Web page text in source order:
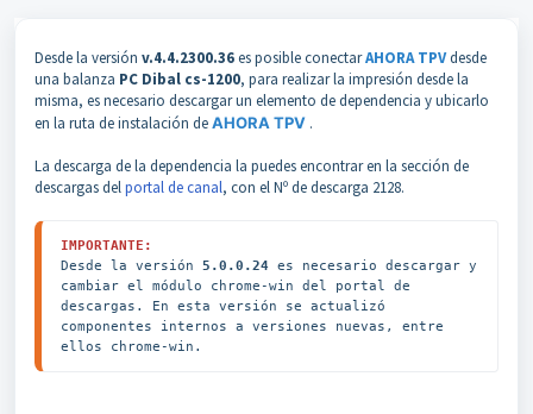
Desde la versión v.4.4.2300.36es posible conectarAHORA TPVdesde
una balanza PC Dibal cs-1200, para realizar la impresión desde la
misma, es necesario descargar un elemento de dependencia y ubicarlo
en la ruta de instalación deAHORA TPV .
La descarga de la dependencia la puedes encontrar en la sección de
descargas delportal de canal, con el Nº de descarga 2128.
IMPORTANTE:
Desde la versión 5.0.0.24 es necesario descargar y
cambiar el módulo chrome-win del portal de
descargas. En esta versión se actualizó
componentes internos a versiones nuevas, entre
ellos chrome-win.